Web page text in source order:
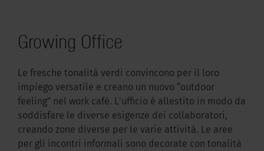
Growing Office
Le fresche tonalità verdi convincono per il loro
impiego versatile e creano un nuovo “outdoor
feeling” nel work café. Lʼufficio è allestito in modo da
soddisfare le diverse esigenze dei collaboratori,
creando zone diverse per le varie attività. Le aree
per gli incontri informali sono decorate con tonalità